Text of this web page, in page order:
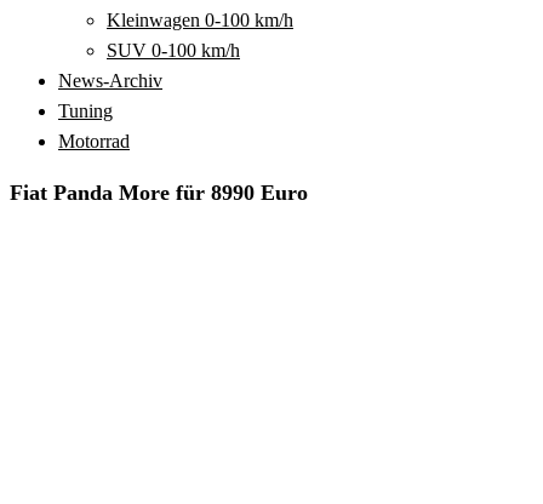
Kleinwagen 0-100 km/h
SUV 0-100 km/h
News-Archiv
Tuning
Motorrad
Fiat Panda More für 8990 Euro